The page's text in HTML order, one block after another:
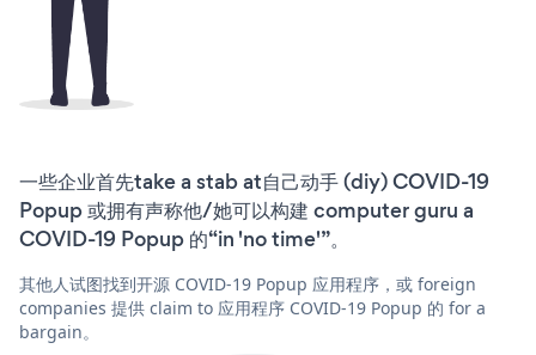
一些企业首先take a stab at自己动手 (diy) COVID-19
Popup 或拥有声称他/她可以构建 computer guru a
COVID-19 Popup 的“in 'no time'”。
其他人试图找到开源 COVID-19 Popup 应用程序，或 foreign
companies 提供 claim to 应用程序 COVID-19 Popup 的 for a
bargain。